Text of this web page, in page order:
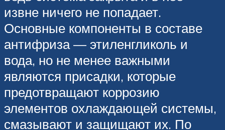
извне ничего не попадает.
Основные компоненты в составе
антифриза — этиленгликоль и
вода, но не менее важными
являются присадки, которые
предотвращают коррозию
элементов охлаждающей системы,
смазывают и защищают их. По